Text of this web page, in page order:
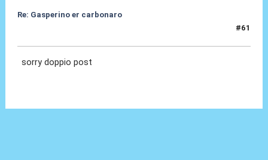
Re: Gasperino er carbonaro
#61
sorry doppio post